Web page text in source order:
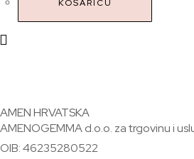
KOŠARICU
AMEN HRVATSKA
AMENOGEMMA d.o.o. za trgovinu i
OIB: 46235280522